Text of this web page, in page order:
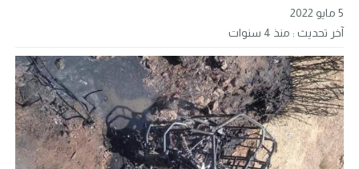
5 مايو 2022
آخر تحديث : منذ 4 سنوات